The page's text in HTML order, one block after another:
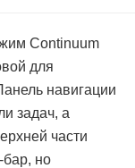
Continuum
для
навигации
задач, а
части
бар, но